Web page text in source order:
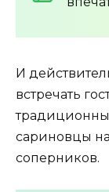
И
встречать
сариновцы
соперников.